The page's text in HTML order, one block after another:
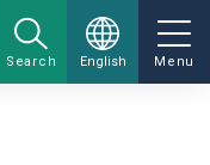
Search English Menu